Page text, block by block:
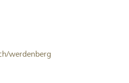
werdenberg